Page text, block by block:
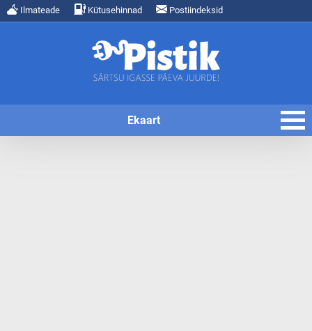
Ilmateade Kütusehinnad Postiindeksid
Ekaart